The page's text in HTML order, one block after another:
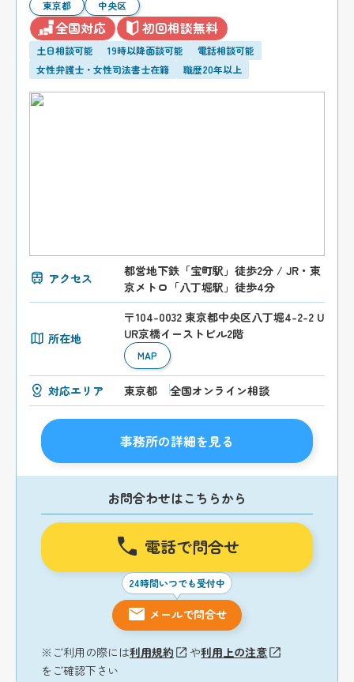
東京都 中央区
全国対応 初回相談無料
土日相談可能 19時以降面談可能
電話相談可能
女性弁護士・女性司法書士在籍
職歴20年以上
アクセス
都営地下鉄「宝町駅」徒歩2分 / JR・東
京メトロ「八丁堀駅」徒歩4分
所在地
〒104-0032 東京都中央区八丁堀4-2-2 U
UR京橋イーストビル2階
MAP
対応エリア 東京都 全国オンライン相談
事務所の詳細を見る
お問合わせはこちらから
電話で問合せ
24時間いつでも受付中
メールで問合せ
※ご利用の際には利用規約 や利用上の注意
をご確認下さい